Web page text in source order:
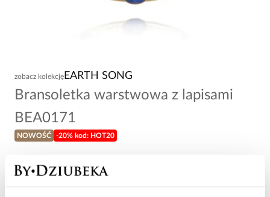
zobacz kolekcję EARTH SONG
Bransoletka warstwowa z lapisami
BEA0171
NOWOŚĆ -20% kod: HOT20
108,00 zł